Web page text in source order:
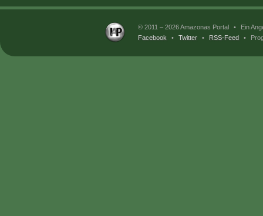
© 2011 – 2026 Amazonas Portal •
Ein
Facebook
• Twitter • RSS-Feed •